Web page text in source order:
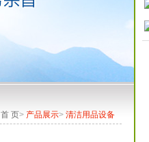
首 页> 产品展示> 清洁用品设备